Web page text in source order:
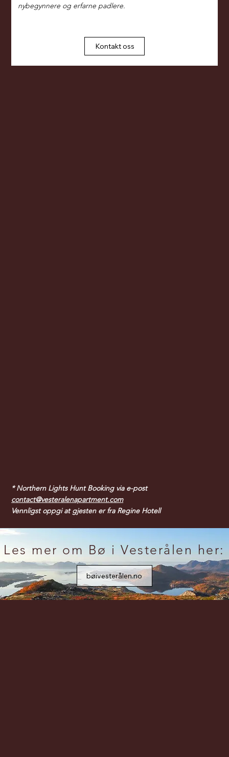
nybegynnere og erfarne padlere.
Kontakt oss
* Northern Lights Hunt Booking via e-post
contact@vesteralenapartment.com
Vennligst oppgi at gjesten er fra Regine Hotell
Les mer om Bø i Vesterålen her:
bøivesterålen.no